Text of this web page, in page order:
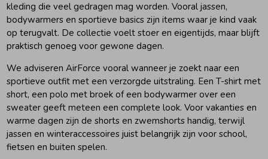
kleding die veel gedragen mag worden. Vooral jassen,
bodywarmers en sportieve basics zijn items waar je kind vaak
op terugvalt. De collectie voelt stoer en eigentijds, maar blijft
praktisch genoeg voor gewone dagen.
We adviseren AirForce vooral wanneer je zoekt naar een
sportieve outfit met een verzorgde uitstraling. Een T-shirt met
short, een polo met broek of een bodywarmer over een
sweater geeft meteen een complete look. Voor vakanties en
warme dagen zijn de shorts en zwemshorts handig, terwijl
jassen en winteraccessoires juist belangrijk zijn voor school,
fietsen en buiten spelen.